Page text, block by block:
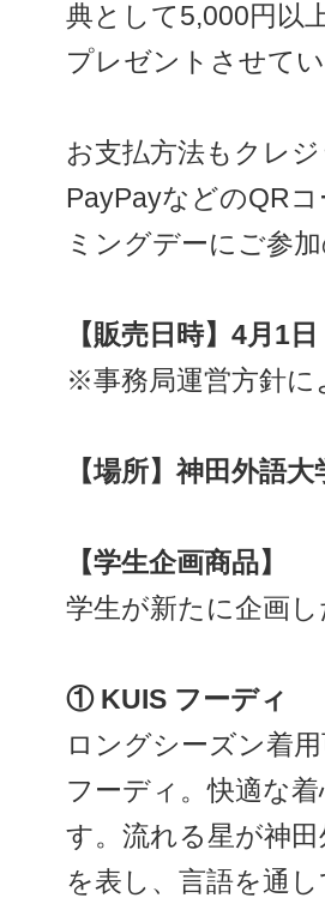
典として5,000円以
プレゼントさせて
お支払方法もクレ
PayPayなどのQR
ミングデーにご参
【販売日時】4月1
※事務局運営方針に
【場所】神田外語
【学生企画商品】
学生が新たに企画し
① KUIS フーディ
ロングシーズン着
フーディ。快適な
す。流れる星が神
を表し、言語を通